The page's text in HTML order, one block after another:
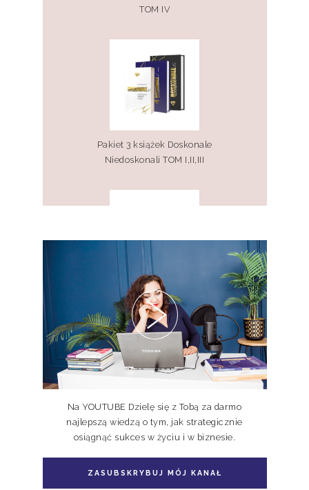
TOM IV
Pakiet 3 książek Doskonale
Niedoskonali TOM I,II,III
Pakiet 2 książek Doskonale
Niedoskonali TOM I, II
Pakiet książka + e-book Doskonale
Niedoskonali TOM II
Na YOUTUBE Dzielę się z Tobą za darmo
najlepszą wiedzą o tym, jak strategicznie
osiągnąć sukces w życiu i w biznesie.
ZASUBSKRYBUJ MÓJ KANAŁ